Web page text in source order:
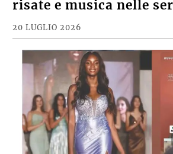
risate e musica nelle
20 LUGLIO 2026